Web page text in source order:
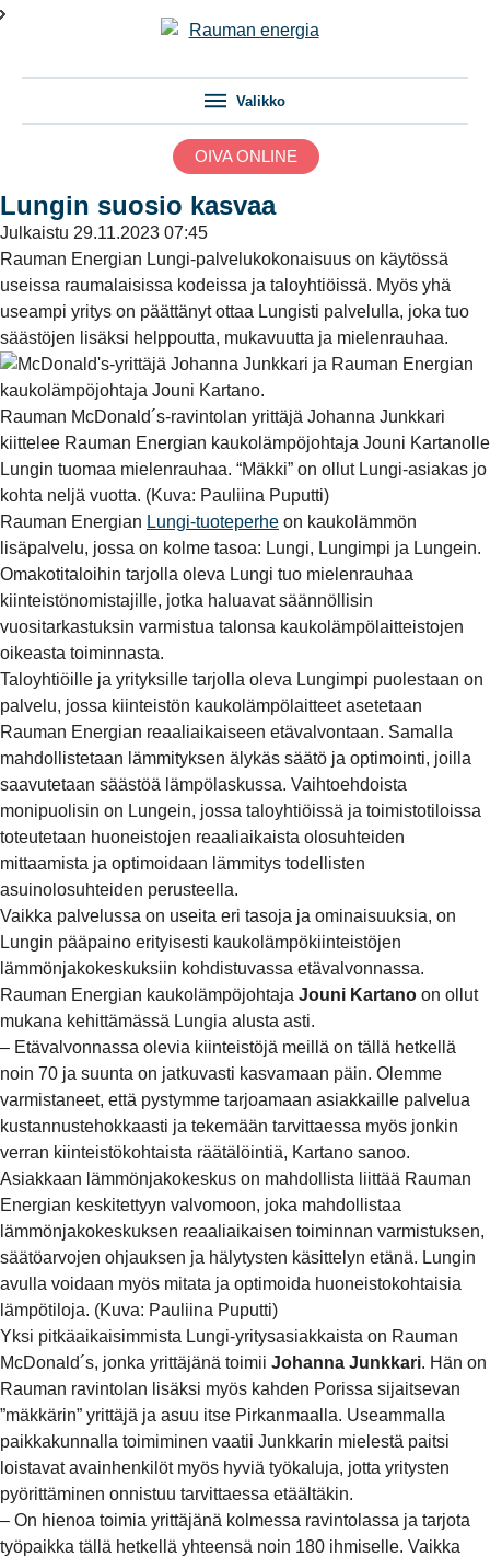
Valikko
OIVA ONLINE
Lungin suosio kasvaa
Julkaistu 29.11.2023 07:45
Rauman Energian Lungi-palvelukokonaisuus on käytössä
useissa raumalaisissa kodeissa ja taloyhtiöissä. Myös yhä
useampi yritys on päättänyt ottaa Lungisti palvelulla, joka tuo
säästöjen lisäksi helppoutta, mukavuutta ja mielenrauhaa.
Rauman McDonald´s-ravintolan yrittäjä Johanna Junkkari
kiittelee Rauman Energian kaukolämpöjohtaja Jouni Kartanolle
Lungin tuomaa mielenrauhaa. “Mäkki” on ollut Lungi-asiakas jo
kohta neljä vuotta. (Kuva: Pauliina Puputti)
Rauman Energian Lungi-tuoteperhe on kaukolämmön
lisäpalvelu, jossa on kolme tasoa: Lungi, Lungimpi ja Lungein.
Omakotitaloihin tarjolla oleva Lungi tuo mielenrauhaa
kiinteistönomistajille, jotka haluavat säännöllisin
vuositarkastuksin varmistua talonsa kaukolämpölaitteistojen
oikeasta toiminnasta.
Taloyhtiöille ja yrityksille tarjolla oleva Lungimpi puolestaan on
palvelu, jossa kiinteistön kaukolämpölaitteet asetetaan
Rauman Energian reaaliaikaiseen etävalvontaan. Samalla
mahdollistetaan lämmityksen älykäs säätö ja optimointi, joilla
saavutetaan säästöä lämpölaskussa. Vaihtoehdoista
monipuolisin on Lungein, jossa taloyhtiöissä ja toimistotiloissa
toteutetaan huoneistojen reaaliaikaista olosuhteiden
mittaamista ja optimoidaan lämmitys todellisten
asuinolosuhteiden perusteella.
Vaikka palvelussa on useita eri tasoja ja ominaisuuksia, on
Lungin pääpaino erityisesti kaukolämpökiinteistöjen
lämmönjakokeskuksiin kohdistuvassa etävalvonnassa.
Rauman Energian kaukolämpöjohtaja Jouni Kartano on ollut
mukana kehittämässä Lungia alusta asti.
– Etävalvonnassa olevia kiinteistöjä meillä on tällä hetkellä
noin 70 ja suunta on jatkuvasti kasvamaan päin. Olemme
varmistaneet, että pystymme tarjoamaan asiakkaille palvelua
kustannustehokkaasti ja tekemään tarvittaessa myös jonkin
verran kiinteistökohtaista räätälöintiä, Kartano sanoo.
Asiakkaan lämmönjakokeskus on mahdollista liittää Rauman
Energian keskitettyyn valvomoon, joka mahdollistaa
lämmönjakokeskuksen reaaliaikaisen toiminnan varmistuksen,
säätöarvojen ohjauksen ja hälytysten käsittelyn etänä. Lungin
avulla voidaan myös mitata ja optimoida huoneistokohtaisia
lämpötiloja. (Kuva: Pauliina Puputti)
Yksi pitkäaikaisimmista Lungi-yritysasiakkaista on Rauman
McDonald´s, jonka yrittäjänä toimii Johanna Junkkari. Hän on
Rauman ravintolan lisäksi myös kahden Porissa sijaitsevan
”mäkkärin” yrittäjä ja asuu itse Pirkanmaalla. Useammalla
paikkakunnalla toimiminen vaatii Junkkarin mielestä paitsi
loistavat avainhenkilöt myös hyviä työkaluja, jotta yritysten
pyörittäminen onnistuu tarvittaessa etäältäkin.
– On hienoa toimia yrittäjänä kolmessa ravintolassa ja tarjota
työpaikka tällä hetkellä yhteensä noin 180 ihmiselle. Vaikka